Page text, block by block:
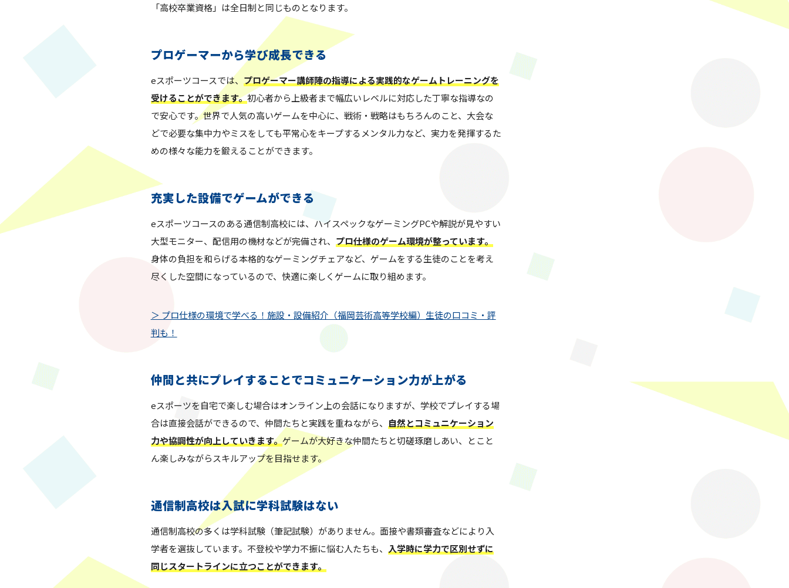
「高校卒業資格」は全日制と同じものとなります。
プロゲーマーから学び成長できる
eスポーツコースでは、 プロゲーマー講師陣の指導による実践的なゲームトレーニングを
受けることができます。初心者から上級者まで幅広いレベルに対応した丁寧な指導なの
で安心です。世界で人気の高いゲームを中心に、戦術・戦略はもちろんのこと、大会な
どで必要な集中力やミスをしても平常心をキープするメンタル力など、実力を発揮するた
めの様々な能力を鍛えることができます。
充実した設備でゲームができる
eスポーツコースのある通信制高校には、ハイスペックなゲーミングPCや解説が見やすい
大型モニター、配信用の機材などが完備され、 プロ仕様のゲーム環境が整っています。
身体の負担を和らげる本格的なゲーミングチェアなど、ゲームをする生徒のことを考え
尽くした空間になっているので、快適に楽しくゲームに取り組めます。
＞ プロ仕様の環境で学べる！施設・設備紹介（福岡芸術高等学校編）生徒の口コミ・評
判も！
仲間と共にプレイすることでコミュニケーション力が上がる
eスポーツを自宅で楽しむ場合はオンライン上の会話になりますが、学校でプレイする場
合は直接会話ができるので、仲間たちと実践を重ねながら、 自然とコミュニケーション
力や協調性が向上していきます。ゲームが大好きな仲間たちと切磋琢磨しあい、とこと
ん楽しみながらスキルアップを目指せます。
通信制高校は入試に学科試験はない
通信制高校の多くは学科試験（筆記試験）がありません。面接や書類審査などにより入
学者を選抜しています。不登校や学力不振に悩む人たちも、 入学時に学力で区別せずに
同じスタートラインに立つことができます。